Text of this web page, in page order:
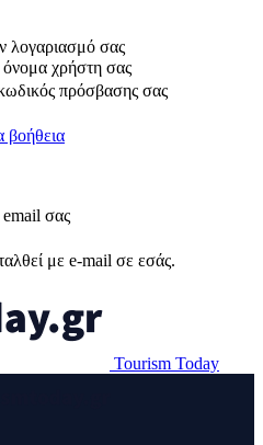
λογαριασμό σας
όνομα χρήστη σας
πρόσβασης σας
βοήθεια
email σας
με e-mail σε εσάς.
Tourism Today